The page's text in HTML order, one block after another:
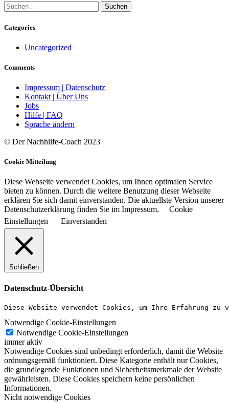
Suchen
nach:
Categories
Uncategorized
Comments
Impressum | Datenschutz
Kontakt | Über Uns
Jobs
Hilfe | FAQ
Sprache ändern
© Der Nachhilfe-Coach 2023
Cookie Mitteilung
Diese Webseite verwendet Cookies, um Ihnen optimalen Service
bieten zu können. Durch die weitere Benutzung dieser Webseite
erklären Sie sich damit einverstanden. Die aktuellste Version unserer
Datenschutzerklärung finden Sie im Impressum.
Cookie
Einstellungen
Einverstanden
Schließen
Datenschutz-Übersicht
Diese Website verwendet Cookies, um Ihre Erfahrung
Notwendige Cookie-Einstellungen
Notwendige Cookie-Einstellungen
immer aktiv
Notwendige Cookies sind unbedingt erforderlich, damit die Website
ordnungsgemäß funktioniert. Diese Kategorie enthält nur Cookies,
die grundlegende Funktionen und Sicherheitsmerkmale der Website
gewährleisten. Diese Cookies speichern keine persönlichen
Informationen.
Nicht notwendige Cookies